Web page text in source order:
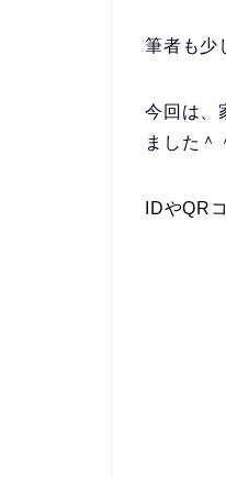
筆者も少
今回は、
ました＾
IDやQR